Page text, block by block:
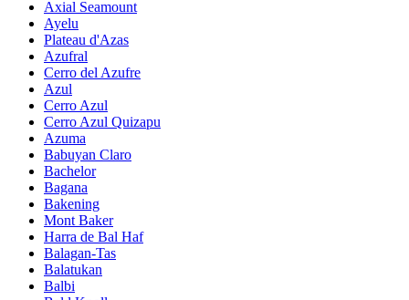
Axial Seamount
Ayelu
Plateau d'Azas
Azufral
Cerro del Azufre
Azul
Cerro Azul
Cerro Azul Quizapu
Azuma
Babuyan Claro
Bachelor
Bagana
Bakening
Mont Baker
Harra de Bal Haf
Balagan-Tas
Balatukan
Balbi